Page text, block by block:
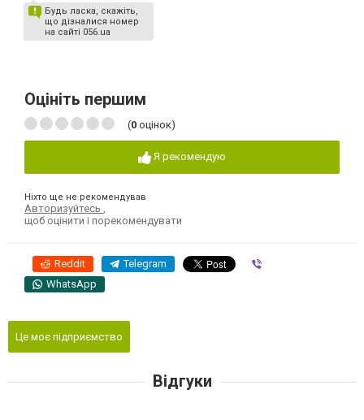
Будь ласка, скажіть,
що дізналися номер
на сайті 056.ua
Оцініть першим
(0 оцінок)
Я рекомендую
Ніхто ще не рекомендував
Авторизуйтесь
щоб оцінити і порекомендувати
Reddit Telegram
WhatsApp
Це моє підприємство
Відгуки